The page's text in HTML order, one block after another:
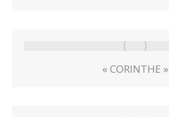
« CORINTHE »